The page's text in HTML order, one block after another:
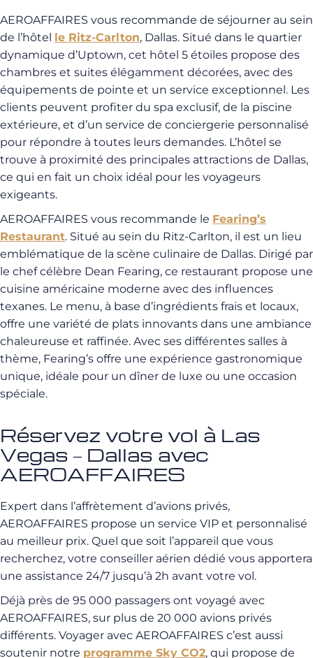
AEROAFFAIRES vous recommande de séjourner au sein
de l’hôtel le Ritz-Carlton, Dallas. Situé dans le quartier
dynamique d’Uptown, cet hôtel 5 étoiles propose des
chambres et suites élégamment décorées, avec des
équipements de pointe et un service exceptionnel. Les
clients peuvent profiter du spa exclusif, de la piscine
extérieure, et d’un service de conciergerie personnalisé
pour répondre à toutes leurs demandes. L’hôtel se
trouve à proximité des principales attractions de Dallas,
ce qui en fait un choix idéal pour les voyageurs
exigeants.
AEROAFFAIRES vous recommande le Fearing’s
Restaurant. Situé au sein du Ritz-Carlton, il est un lieu
emblématique de la scène culinaire de Dallas. Dirigé par
le chef célèbre Dean Fearing, ce restaurant propose une
cuisine américaine moderne avec des influences
texanes. Le menu, à base d’ingrédients frais et locaux,
offre une variété de plats innovants dans une ambiance
chaleureuse et raffinée. Avec ses différentes salles à
thème, Fearing’s offre une expérience gastronomique
unique, idéale pour un dîner de luxe ou une occasion
spéciale.
Réservez votre vol à Las
Vegas – Dallas avec
AEROAFFAIRES
Expert dans l’affrètement d’avions privés,
AEROAFFAIRES propose un service VIP et personnalisé
au meilleur prix. Quel que soit l’appareil que vous
recherchez, votre conseiller aérien dédié vous apportera
une assistance 24/7 jusqu’à 2h avant votre vol.
Déjà près de 95 000 passagers ont voyagé avec
AEROAFFAIRES, sur plus de 20 000 avions privés
différents. Voyager avec AEROAFFAIRES c’est aussi
soutenir notre programme Sky CO2, qui propose de